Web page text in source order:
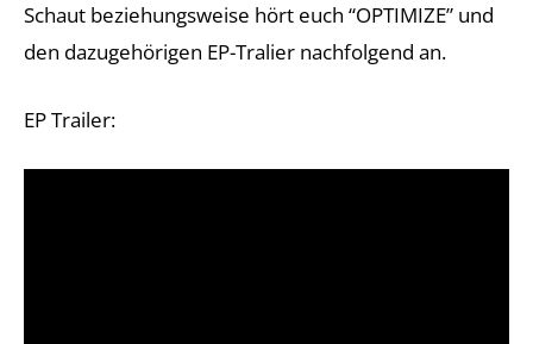
Schaut beziehungsweise hört euch “OPTIMIZE” und
den dazugehörigen EP-Tralier nachfolgend an.
EP Trailer: